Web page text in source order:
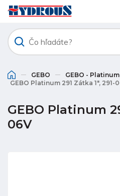
GEBO
GEBO - Platinum
GEBO Platinum 291 Zátka 1", 291-
GEBO Platinum
06V